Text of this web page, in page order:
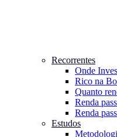
Recorrentes
Onde
Rico na
Quanto
Renda
Renda
Estudos